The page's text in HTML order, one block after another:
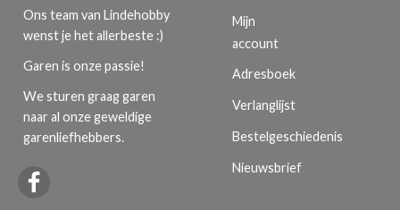
Ons team van Lindehobby
wenst je het allerbeste :)
Garen is onze passie!
We sturen graag garen
naar al onze geweldige
garenliefhebbers.
Mijn
account
Adresboek
Verlanglijst
Bestelgeschiedenis
Nieuwsbrief